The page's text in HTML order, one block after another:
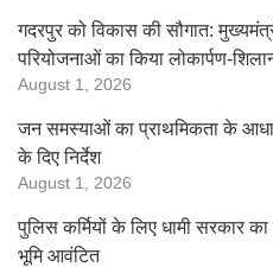
गदरपुर को विकास की सौगात:
परियोजनाओं का किया लोकार्पण-
August 1, 2026
जन समस्याओं का प्राथमिकता के
के दिए निर्देश
August 1, 2026
पुलिस कर्मियों के लिए धामी सरकार
भूमि आवंटित